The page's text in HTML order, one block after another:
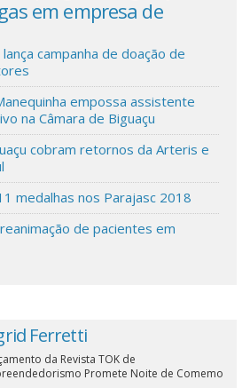
em empresa de
campanha de doação de
empossa assistente
na Câmara de Biguaçu
cobram retornos da Arteris e
medalhas nos Parajasc 2018
de pacientes em
Ferretti
da Revista TOK de
Promete Noite de Comemo